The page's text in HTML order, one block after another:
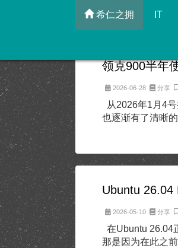
希仁之拥 IT
领克900半年
2026-06-28 分享
从2026年1月4
也逐渐有了清晰的
Ubuntu 26.04
2026-05-10 分享
在Ubuntu 26.04
那是因为在此之